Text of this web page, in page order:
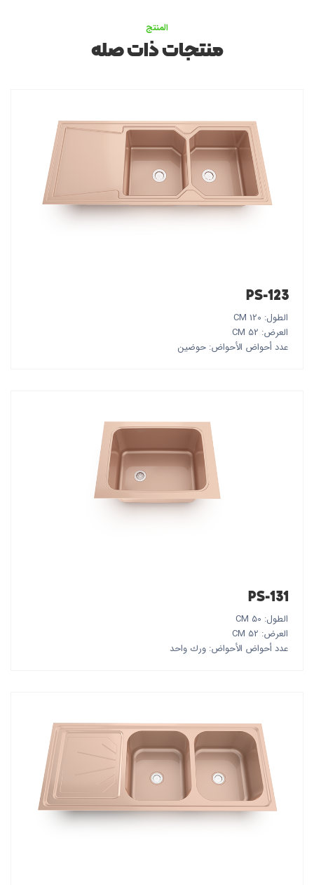
المنتج
منتجات ذات صله
PS-123
الطول: 120 CM
العرض: 52 CM
عدد أحواض الأحواض: حوضين
PS-131
الطول: 50 CM
العرض: 52 CM
عدد أحواض الأحواض: ورك واحد